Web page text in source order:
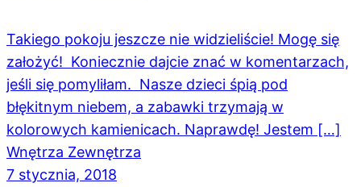
Takiego pokoju jeszcze nie widzieliście! Mogę się
założyć! Koniecznie dajcie znać w komentarzach,
jeśli się pomyliłam. Nasze dzieci śpią pod
błękitnym niebem, a zabawki trzymają w
kolorowych kamienicach. Naprawdę! Jestem […]
Wnętrza Zewnętrza
7 stycznia, 2018